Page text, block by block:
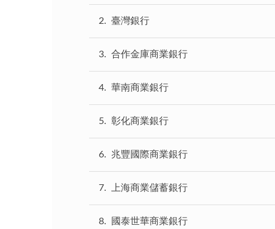
2 臺灣銀行
3 合作金庫商業銀行
4 華南商業銀行
5 彰化商業銀行
6 兆豐國際商業銀行
7 上海商業儲蓄銀行
8 國泰世華商業銀行